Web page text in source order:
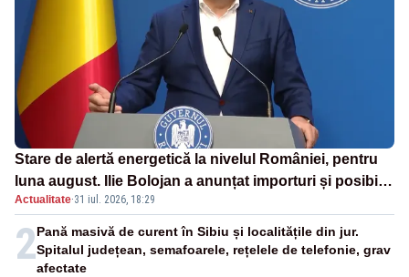
Stare de alertă energetică la nivelul României, pentru
luna august. Ilie Bolojan a anunțat importuri și posibile
restricții – VIDEO
Actualitate·31 iul. 2026, 18:29
2Pană masivă de curent în Sibiu și localitățile din jur.
Spitalul județean, semafoarele, rețelele de telefonie, grav
afectate